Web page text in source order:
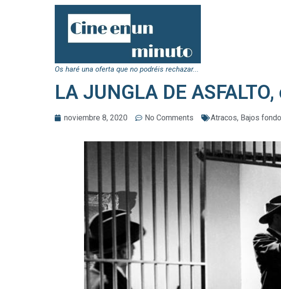
Os haré una oferta que no podréis rechazar...
LA JUNGLA DE
noviembre 8, 2020 No Comments Atracos, Bajos